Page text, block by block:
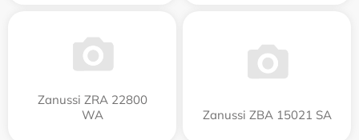
Zanussi ZRA 22800
WA
Zanussi ZBA 15021 SA